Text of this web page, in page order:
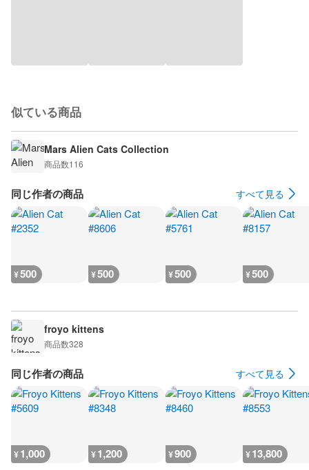
似ている商品
Mars Alien Cats Collection
商品数116
同じ作者の商品 すべて見る
¥500 ¥500 ¥500 ¥500
froyo kittens
商品数328
同じ作者の商品 すべて見る
¥1,000 ¥1,200 ¥900 ¥13,800